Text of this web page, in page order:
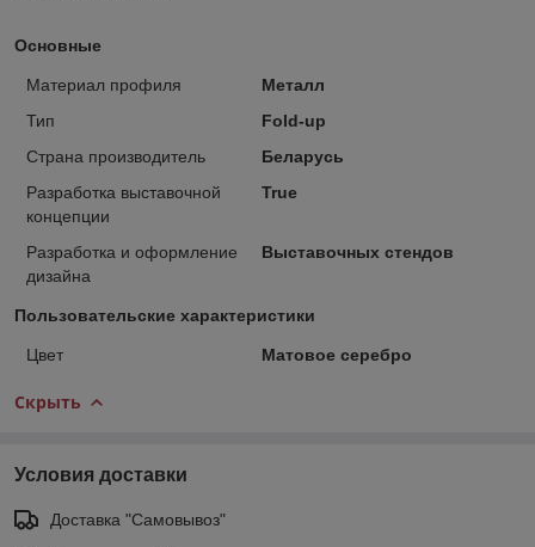
Основные
Материал профиля
Металл
Тип
Fold-up
Страна производитель
Беларусь
Разработка выставочной
концепции
True
Разработка и оформление
дизайна
Выставочных стендов
Пользовательские характеристики
Цвет Матовое серебро
Скрыть
Условия доставки
Доставка "Самовывоз"